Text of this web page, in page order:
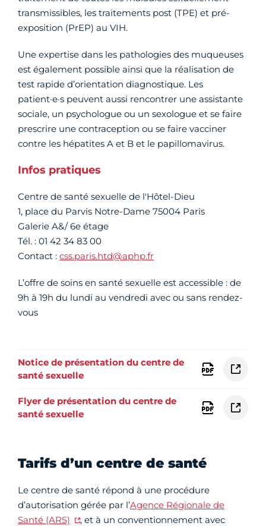
transmissibles, les traitements post (TPE) et pré-
exposition (PrEP) au VIH.
Une expertise dans les pathologies des muqueuses
est également possible ainsi que la réalisation de
test rapide d’orientation diagnostique. Les
patient·e·s peuvent aussi rencontrer une assistante
sociale, un psychologue ou un sexologue et se faire
prescrire une contraception ou se faire vacciner
contre les hépatites A et B et le papillomavirus.
Infos pratiques
Centre de santé sexuelle de l'Hôtel-Dieu
1, place du Parvis Notre-Dame 75004 Paris
Galerie A&/ 6e étage
Tél. : 01 42 34 83 00
Contact : css.paris.htd@aphp.fr
L’offre de soins en santé sexuelle est accessible : de
9h à 19h du lundi au vendredi avec ou sans rendez-
vous
Notice de présentation du centre de
santé sexuelle
Flyer de présentation du centre de
santé sexuelle
Tarifs d’un centre de santé
Le centre de santé répond à une procédure
d’autorisation gérée par l’Agence Régionale de
Santé (ARS)
, et à un conventionnement avec